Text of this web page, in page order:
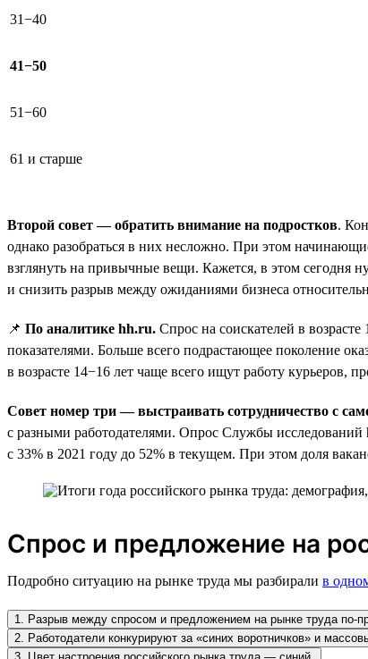
31−40
41−50
51−60
61 и старше
Второй совет — обратить внимание на подростков.
однако разобраться в них несложно. При этом
взглянуть на привычные вещи. Кажется, в этом сегодня
и снизить разрыв между ожиданиями бизнеса
📌 По аналитике hh.ru. Спрос на соискателей в
показателями. Больше всего подрастающее поколение
в возрасте 14−16 лет чаще всего ищут работу курьеров,
Совет номер три — выстраивать сотрудничество с
с разными работодателями. Опрос Службы
с 33% в 2021 году до 52% в текущем. При этом доля
Спрос и предложение на
Подробно ситуацию на рынке труда мы разбирали в
1. Разрыв между спросом и предложением на рынке труда по-
2. Работодатели конкурируют за «синих воротничков» и